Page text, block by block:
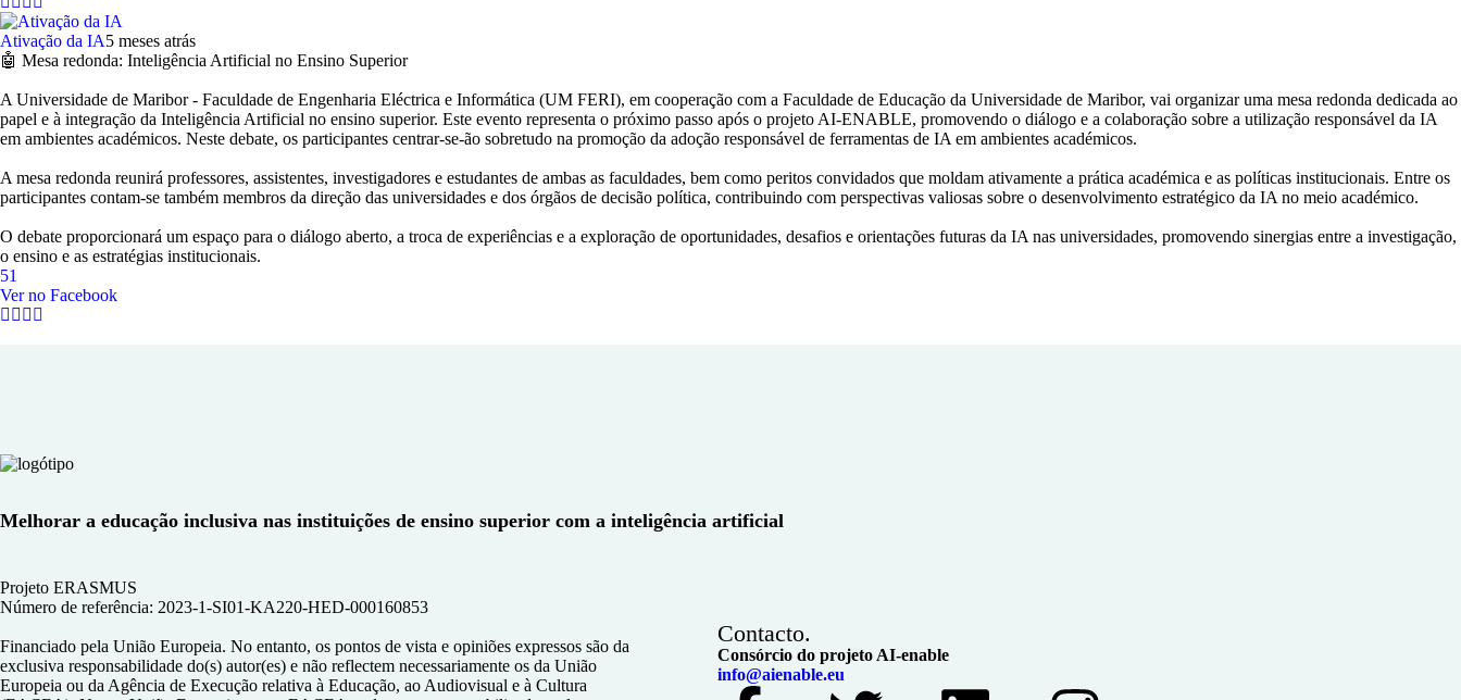
Ativação da IA5 meses atrás
🤖 Mesa redonda: Inteligência Artificial no Ensino Superior
A Universidade de Maribor - Faculdade de Engenharia Eléctrica e Informática (UM FERI), em cooperação com a Faculdade de Educação da Universidade de Maribor, vai organizar uma mesa redonda dedicada ao
papel e à integração da Inteligência Artificial no ensino superior. Este evento representa o próximo passo após o projeto AI-ENABLE, promovendo o diálogo e a colaboração sobre a utilização responsável da IA
em ambientes académicos. Neste debate, os participantes centrar-se-ão sobretudo na promoção da adoção responsável de ferramentas de IA em ambientes académicos.
A mesa redonda reunirá professores, assistentes, investigadores e estudantes de ambas as faculdades, bem como peritos convidados que moldam ativamente a prática académica e as políticas institucionais. Entre os
participantes contam-se também membros da direção das universidades e dos órgãos de decisão política, contribuindo com perspectivas valiosas sobre o desenvolvimento estratégico da IA no meio académico.
O debate proporcionará um espaço para o diálogo aberto, a troca de experiências e a exploração de oportunidades, desafios e orientações futuras da IA nas universidades, promovendo sinergias entre a investigação,
o ensino e as estratégias institucionais.
51
Ver no Facebook
Melhorar a educação inclusiva nas instituições de ensino superior com a inteligência artificial
Projeto ERASMUS
Número de referência: 2023-1-SI01-KA220-HED-000160853
Financiado pela União Europeia. No entanto, os pontos de vista e opiniões expressos são da
exclusiva responsabilidade do(s) autor(es) e não reflectem necessariamente os da União
Europeia ou da Agência de Execução relativa à Educação, ao Audiovisual e à Cultura
Contacto.
Consórcio do projeto AI-enable
info@aienable.eu